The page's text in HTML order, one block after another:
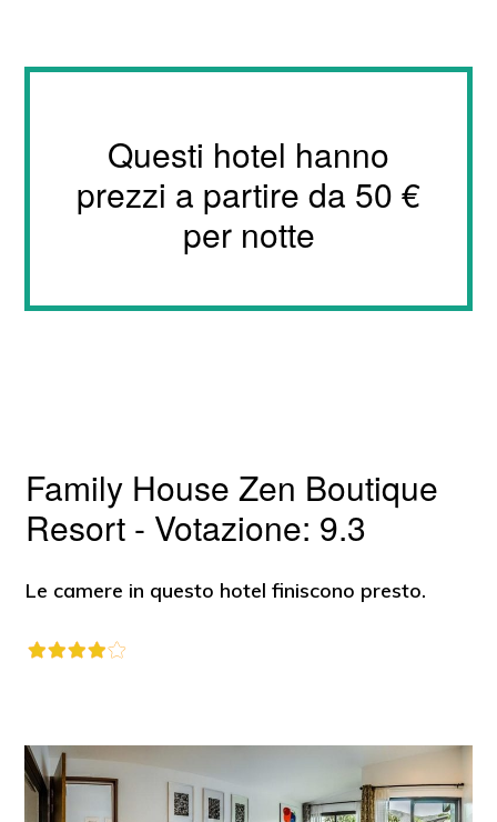
Questi hotel hanno
prezzi a partire da 50 €
per notte
Family House Zen Boutique
Resort - Votazione: 9.3
Le camere in questo hotel finiscono presto.